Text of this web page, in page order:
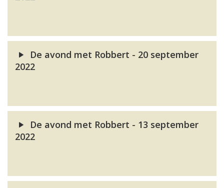
De avond met Robbert - 20 september
2022
De avond met Robbert - 13 september
2022